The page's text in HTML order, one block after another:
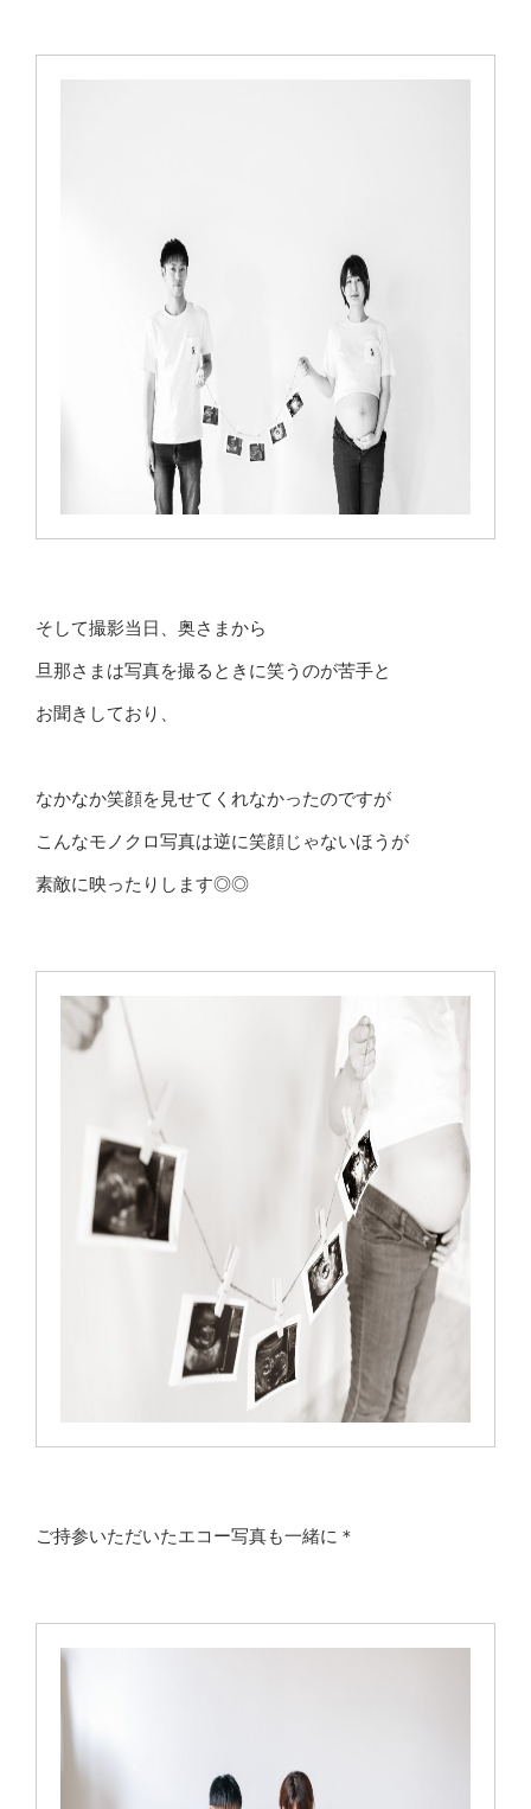
そして撮影当日、奥さまから
旦那さまは写真を撮るときに笑うのが苦手と
お聞きしており、
なかなか笑顔を見せてくれなかったのですが
こんなモノクロ写真は逆に笑顔じゃないほうが
素敵に映ったりします◎◎
ご持参いただいたエコー写真も一緒に＊